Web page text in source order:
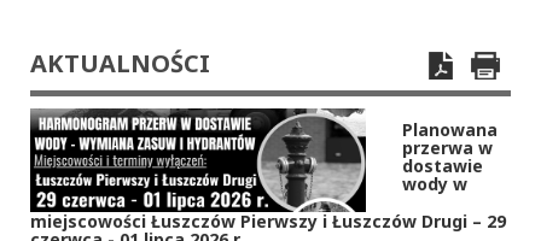
AKTUALNOŚCI
Planowana
przerwa w
dostawie
wody w
miejscowości Łuszczów Pierwszy i Łuszczów Drugi – 29